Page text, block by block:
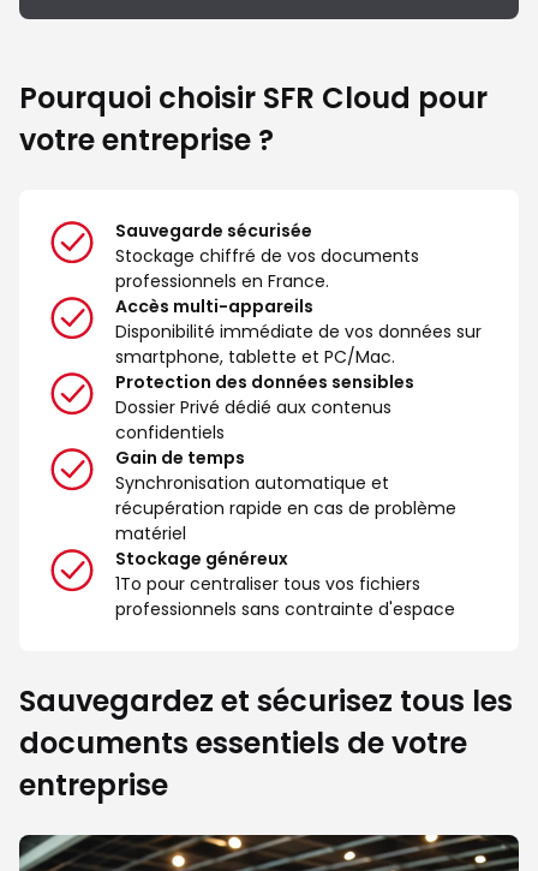
Pourquoi choisir SFR Cloud pour
votre entreprise ?
Sauvegarde sécurisée
Stockage chiffré de vos documents
professionnels en France.
Accès multi-appareils
Disponibilité immédiate de vos données sur
smartphone, tablette et PC/Mac.
Protection des données sensibles
Dossier Privé dédié aux contenus
confidentiels
Gain de temps
Synchronisation automatique et
récupération rapide en cas de problème
matériel
Stockage généreux
1To pour centraliser tous vos fichiers
professionnels sans contrainte d'espace
Sauvegardez et sécurisez tous les
documents essentiels de votre
entreprise